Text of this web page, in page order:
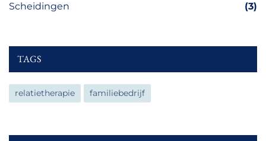
Scheidingen
(3)
TAGS
relatietherapie familiebedrijf